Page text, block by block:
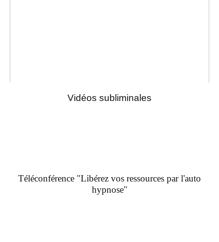
Vidéos subliminales
Téléconférence "Libérez vos ressources par l'auto
hypnose"